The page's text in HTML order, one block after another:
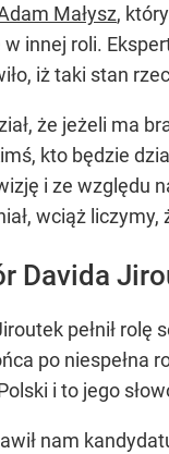
Małysz,
innej roli.
iż taki stan
że jeżeli ma
kto będzie
i ze względu
wciąż
Davida
pełnił
po
i to jego
nam